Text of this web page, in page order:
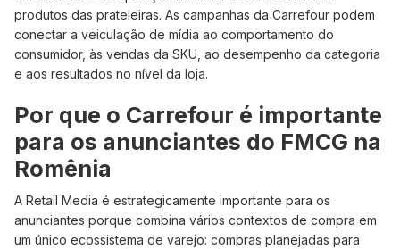
produtos das prateleiras. As campanhas da Carrefour podem
conectar a veiculação de mídia ao comportamento do
consumidor, às vendas da SKU, ao desempenho da categoria
e aos resultados no nível da loja.
Por que o Carrefour é importante
para os anunciantes do FMCG na
Romênia
A Retail Media é estrategicamente importante para os
anunciantes porque combina vários contextos de compra em
um único ecossistema de varejo: compras planejadas para